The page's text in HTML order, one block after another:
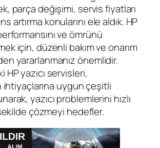
parça değişimi, servis fiyatları
artırma konularını ele aldık. HP
ve ömrünü
için, düzenli bakım ve onarım
yararlanmanız önemlidir.
HP yazıcı servisleri,
ihtiyaçlarına uygun çeşitli
yazıcı problemlerini hızlı
çözmeyi hedefler.